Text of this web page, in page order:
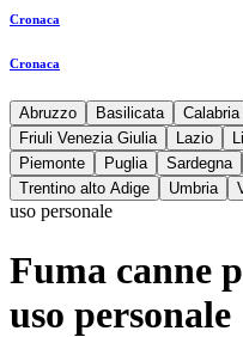
Cronaca
Cronaca
Abruzzo Basilicata Calabria
Friuli Venezia Giulia
Lazio
Piemonte
Puglia Sardegna
Trentino alto Adige
Umbria
uso personale
Fuma canne
uso personale